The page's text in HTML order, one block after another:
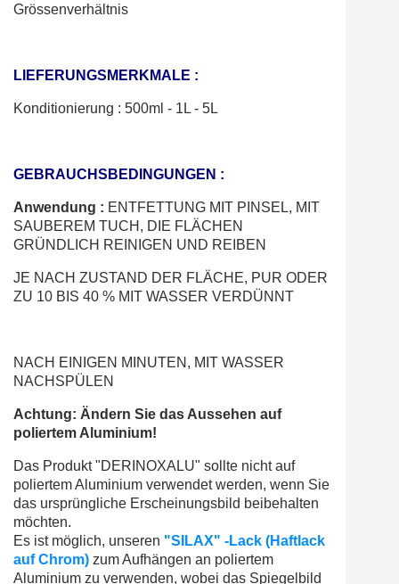
Grössenverhältnis
LIEFERUNGSMERKMALE :
Konditionierung : 500ml - 1L - 5L
GEBRAUCHSBEDINGUNGEN :
Anwendung : ENTFETTUNG MIT PINSEL, MIT
SAUBEREM TUCH, DIE FLÄCHEN
GRÜNDLICH REINIGEN UND REIBEN
JE NACH ZUSTAND DER FLÄCHE, PUR ODER
ZU 10 BIS 40 % MIT WASSER VERDÜNNT
NACH EINIGEN MINUTEN, MIT WASSER
NACHSPÜLEN
Achtung: Ändern Sie das Aussehen auf
poliertem Aluminium!
Das Produkt "DERINOXALU" sollte nicht auf
poliertem Aluminium verwendet werden, wenn Sie
das ursprüngliche Erscheinungsbild beibehalten
möchten.
Es ist möglich, unseren "SILAX" -Lack (Haftlack
auf Chrom) zum Aufhängen an poliertem
Aluminium zu verwenden, wobei das Spiegelbild